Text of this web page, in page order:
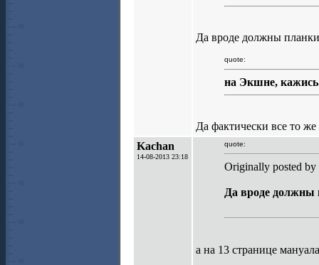
Да вроде должны планки
quote:
на Экшне, кажись
Да фактически все то
Kachan
14-08-2013 23:18
quote:
Originally posted by
Да вроде должны
а на 13 странице